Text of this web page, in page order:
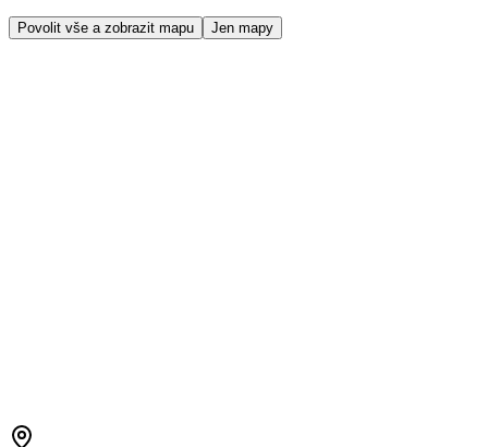
Povolit vše a zobrazit mapu Jen mapy